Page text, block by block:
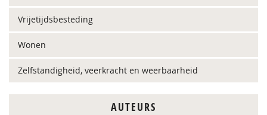
Vrijetijdsbesteding
Wonen
Zelfstandigheid, veerkracht en weerbaarheid
AUTEURS